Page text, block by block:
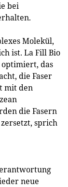
bei
Molekül,
ist. La Fill Bio
das
die Faser
mit den
die Fasern
zersetzt, sprich
neue